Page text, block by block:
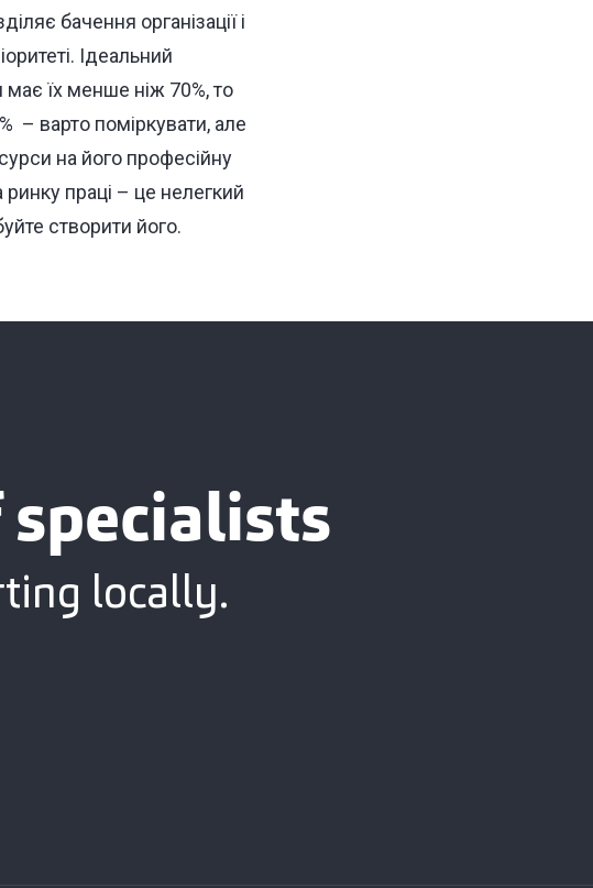
бачення організації і
Ідеальний
їх менше ніж 70%, то
– варто поміркувати, але
на його професійну
праці – це нелегкий
створити його.
specialists
locally.